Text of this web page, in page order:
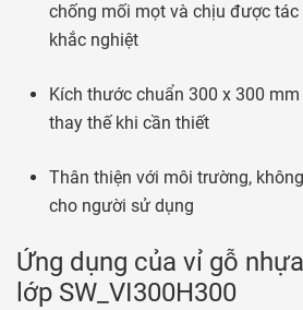
chống mối mọt và chịu được
khắc nghiệt
Kích thước chuẩn 300 x 300
thay thế khi cần thiết
Thân thiện với môi trường,
cho người sử dụng
Ứng dụng của vỉ gỗ
lớp SW_VI300H300